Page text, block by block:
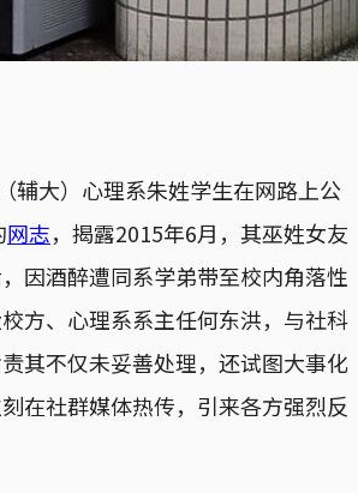
辅大）心理系朱姓学生在网路上公
网志，揭露2015年6月，其巫姓女友
因酒醉遭同系学弟带至校内角落性
方、心理系系主任何东洪，与社科
其不仅未妥善处理，还试图大事化
在社群媒体热传，引来各方强烈反